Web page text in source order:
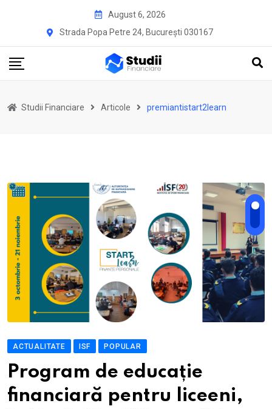
August 6, 2026
Strada Popa Petre 24, București 030167
Studii Financiare Articole premiantistart2learn
ACTUALITATE ISF POPULAR
Program de educație
financiară pentru liceeni,